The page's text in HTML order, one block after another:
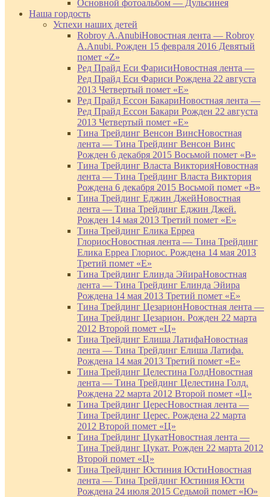
Основной фотоальбом — Дульсинея
Наша гордость
Успехи наших детей
Robroy A.AnubiНовостная лента — Robroy
A.Anubi. Рожден 15 февраля 2016 Девятый
помет «Z»
Ред Прайд Еси ФарисиНовостная лента —
Ред Прайд Еси Фариси Рождена 22 августа
2013 Четвертый помет «Е»
Ред Прайд Ессон БакариНовостная лента —
Ред Прайд Ессон Бакари Рожден 22 августа
2013 Четвертый помет «Е»
Тина Трейдинг Венсон ВинсНовостная
лента — Тина Трейдинг Венсон Винс
Рожден 6 декабря 2015 Восьмой помет «В»
Тина Трейдинг Власта ВикторияНовостная
лента — Тина Трейдинг Власта Виктория
Рождена 6 декабря 2015 Восьмой помет «В»
Тина Трейдинг Еджин ДжейНовостная
лента — Тина Трейдинг Еджин Джей.
Рожден 14 мая 2013 Третий помет «Е»
Тина Трейдинг Елика Ерреа
ГлориосНовостная лента — Тина Трейдинг
Елика Ерреа Глориос. Рождена 14 мая 2013
Третий помет «Е»
Тина Трейдинг Елинда ЭйираНовостная
лента — Тина Трейдинг Елинда Эйира
Рождена 14 мая 2013 Третий помет «Е»
Тина Трейдинг ЦезарионНовостная лента —
Тина Трейдинг Цезарион. Рожден 22 марта
2012 Второй помет «Ц»
Тина Трейдинг Елиша ЛатифаНовостная
лента — Тина Трейдинг Елиша Латифа.
Рождена 14 мая 2013 Третий помет «Е»
Тина Трейдинг Целестина ГолдНовостная
лента — Тина Трейдинг Целестина Голд.
Рождена 22 марта 2012 Второй помет «Ц»
Тина Трейдинг ЦересНовостная лента —
Тина Трейдинг Церес. Рождена 22 марта
2012 Второй помет «Ц»
Тина Трейдинг ЦукатНовостная лента —
Тина Трейдинг Цукат. Рожден 22 марта 2012
Второй помет «Ц»
Тина Трейдинг Юстиния ЮстиНовостная
лента — Тина Трейдинг Юстиния Юсти
Рождена 24 июля 2015 Седьмой помет «Ю»